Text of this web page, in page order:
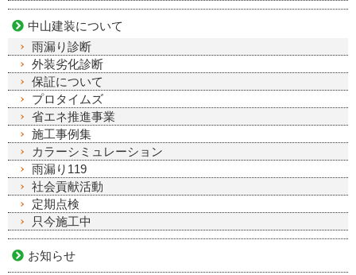
中山建装について
雨漏り診断
外装劣化診断
保証について
プロタイムズ
省エネ推進事業
施工事例集
カラーシミュレーション
雨漏り119
社会貢献活動
定期点検
只今施工中
お知らせ